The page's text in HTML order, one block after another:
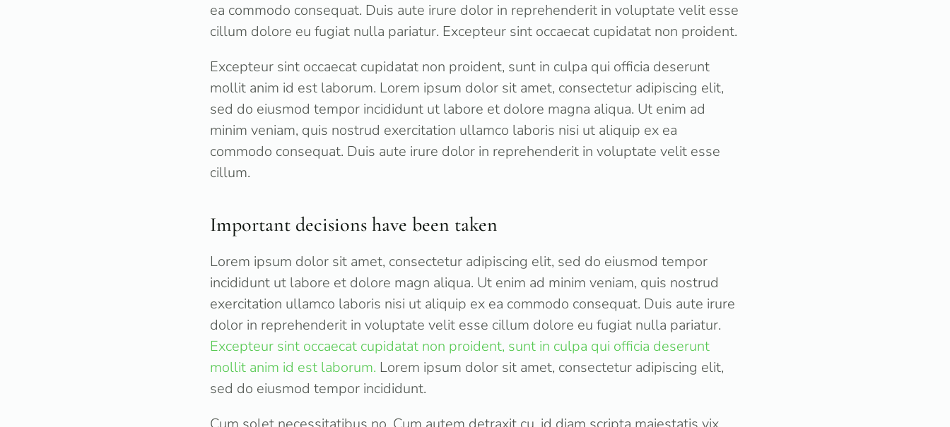
ea commodo consequat. Duis aute irure dolor in reprehenderit in voluptate velit esse
cillum dolore eu fugiat nulla pariatur. Excepteur sint occaecat cupidatat non proident.
Excepteur sint occaecat cupidatat non proident, sunt in culpa qui officia deserunt
mollit anim id est laborum. Lorem ipsum dolor sit amet, consectetur adipiscing elit,
sed do eiusmod tempor incididunt ut labore et dolore magna aliqua. Ut enim ad
minim veniam, quis nostrud exercitation ullamco laboris nisi ut aliquip ex ea
commodo consequat. Duis aute irure dolor in reprehenderit in voluptate velit esse
cillum.
Important decisions have been taken
Lorem ipsum dolor sit amet, consectetur adipiscing elit, sed do eiusmod tempor
incididunt ut labore et dolore magn aliqua. Ut enim ad minim veniam, quis nostrud
exercitation ullamco laboris nisi ut aliquip ex ea commodo consequat. Duis aute irure
dolor in reprehenderit in voluptate velit esse cillum dolore eu fugiat nulla pariatur.
Excepteur sint occaecat cupidatat non proident, sunt in culpa qui officia deserunt
mollit anim id est laborum. Lorem ipsum dolor sit amet, consectetur adipiscing elit,
sed do eiusmod tempor incididunt.